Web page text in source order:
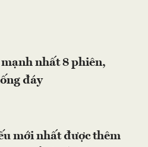
nhất 8 phiên,
đáy
mới nhất được thêm